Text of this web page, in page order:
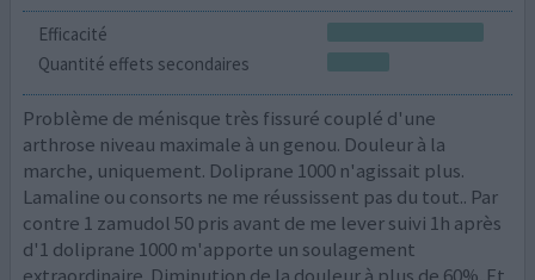
Efficacité
Quantité effets secondaires
Problème de ménisque très fissuré couplé d'une
arthrose niveau maximale à un genou. Douleur à la
marche, uniquement. Doliprane 1000 n'agissait plus.
Lamaline ou consorts ne me réussissent pas du tout.. Par
contre 1 zamudol 50 pris avant de me lever suivi 1h après
d'1 doliprane 1000 m'apporte un soulagement